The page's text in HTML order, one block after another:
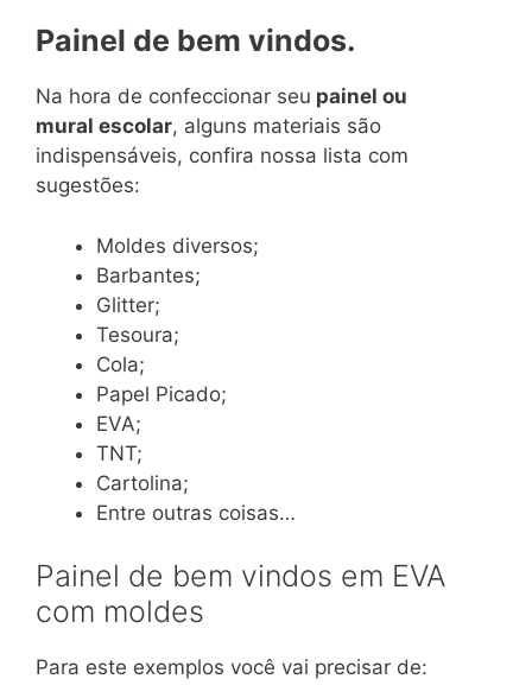
Painel de bem vindos.
Na hora de confeccionar seu painel ou
mural escolar, alguns materiais são
indispensáveis, confira nossa lista com
sugestões:
Moldes diversos;
Barbantes;
Glitter;
Tesoura;
Cola;
Papel Picado;
EVA;
TNT;
Cartolina;
Entre outras coisas…
Painel de bem vindos em EVA
com moldes
Para este exemplos você vai precisar de: